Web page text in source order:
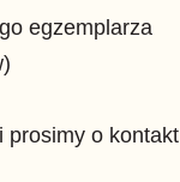
egzemplarza
prosimy o kontakt